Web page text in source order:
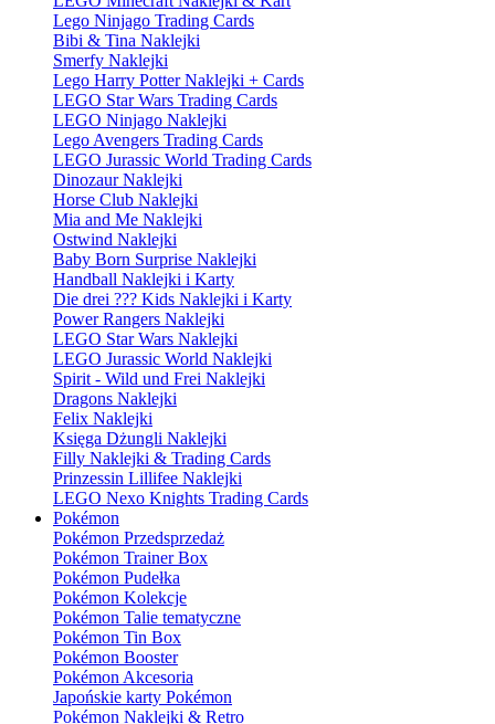
Lego Ninjago Trading Cards
Bibi & Tina Naklejki
Smerfy Naklejki
Lego Harry Potter Naklejki + Cards
LEGO Star Wars Trading Cards
LEGO Ninjago Naklejki
Lego Avengers Trading Cards
LEGO Jurassic World Trading Cards
Dinozaur Naklejki
Horse Club Naklejki
Mia and Me Naklejki
Ostwind Naklejki
Baby Born Surprise Naklejki
Handball Naklejki i Karty
Die drei ??? Kids Naklejki i Karty
Power Rangers Naklejki
LEGO Star Wars Naklejki
LEGO Jurassic World Naklejki
Spirit - Wild und Frei Naklejki
Dragons Naklejki
Felix Naklejki
Księga Dżungli Naklejki
Filly Naklejki & Trading Cards
Prinzessin Lillifee Naklejki
LEGO Nexo Knights Trading Cards
Pokémon
Pokémon Przedsprzedaż
Pokémon Trainer Box
Pokémon Pudełka
Pokémon Kolekcje
Pokémon Talie tematyczne
Pokémon Tin Box
Pokémon Booster
Pokémon Akcesoria
Japońskie karty Pokémon
Pokémon Naklejki & Retro